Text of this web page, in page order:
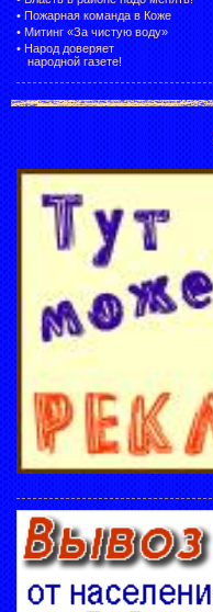
• Пожарная команда в Коже
• Митинг «За чистую воду»
• Народ доверяет
народной газете!